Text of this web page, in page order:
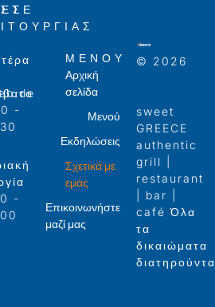
© 2026
sweet
GREECE
authentic
grill |
restaurant
| bar |
café Όλα
τα
δικαιώματα
-
-
ΜΕΝΟΎ
Αρχική
σελίδα
Μενού
Εκδηλώσεις
Σχετικά με
εμάς
Επικοινωνήστε
μαζί μας